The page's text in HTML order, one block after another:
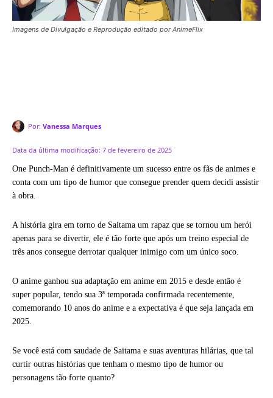
Imagens de Divulgação e Reprodução editado por AnimeFlix
Por: Vanessa Marques
Data da última modificação: 7 de fevereiro de 2025
One Punch-Man é definitivamente um sucesso entre os fãs de animes e
conta com um tipo de humor que consegue prender quem decidi assistir
à obra.
A história gira em torno de Saitama um rapaz que se tornou um herói
apenas para se divertir, ele é tão forte que após um treino especial de
três anos consegue derrotar qualquer inimigo com um único soco.
O anime ganhou sua adaptação em anime em 2015 e desde então é
super popular, tendo sua 3ª temporada confirmada recentemente,
comemorando 10 anos do anime e a expectativa é que seja lançada em
2025.
Se você está com saudade de Saitama e suas aventuras hilárias, que tal
curtir outras histórias que tenham o mesmo tipo de humor ou
personagens tão forte quanto?